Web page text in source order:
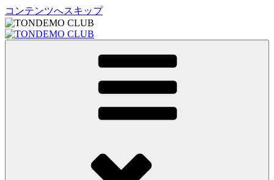
コンテンツへスキップ
トンデモクラブ公式サイト